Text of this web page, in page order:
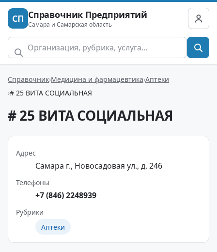
СП Справочник Предприятий
Самара и Самарская область
Справочник Медицина и фармацевтика Аптеки
# 25 ВИТА СОЦИАЛЬНАЯ
# 25 ВИТА СОЦИАЛЬНАЯ
Адрес
Самара г., Новосадовая ул., д. 246
Телефоны
+7 (846) 2248939
Рубрики
Аптеки